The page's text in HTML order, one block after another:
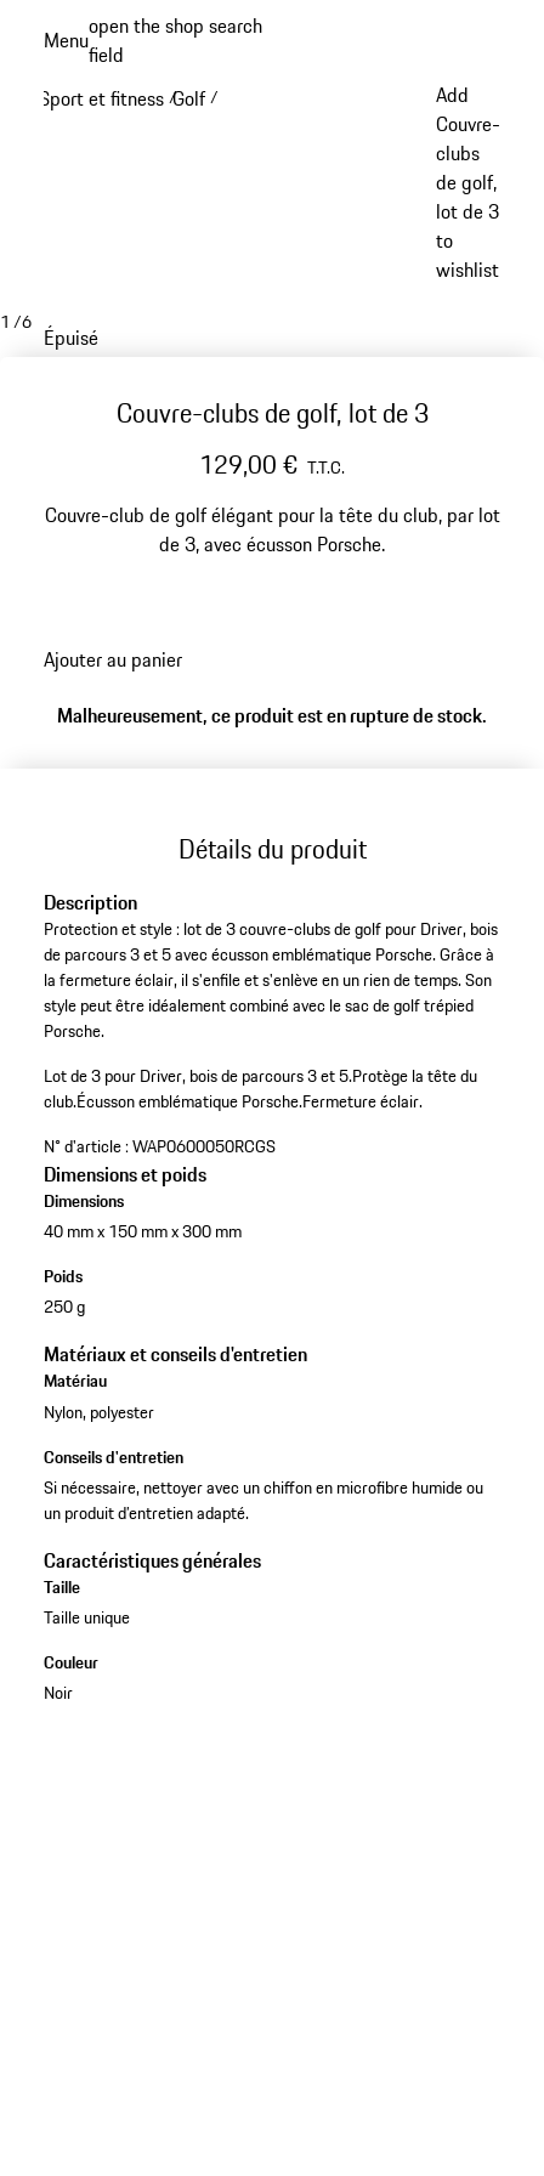
principal
Menuopen the shop search
field
Sport et fitness /Golf /
Add
Couvre-
clubs
de golf,
lot de 3
to
wishlist
1 /6
Épuisé
Couvre-clubs de golf, lot de 3
129,00 € T.T.C.
Couvre-club de golf élégant pour la tête du club, par lot
de 3, avec écusson Porsche.
Ajouter au panier
Malheureusement, ce produit est en rupture de stock.
Détails du produit
Description
Protection et style : lot de 3 couvre-clubs de golf pour Driver, bois
de parcours 3 et 5 avec écusson emblématique Porsche. Grâce à
la fermeture éclair, il s'enfile et s'enlève en un rien de temps. Son
style peut être idéalement combiné avec le sac de golf trépied
Porsche.
Lot de 3 pour Driver, bois de parcours 3 et 5.Protège la tête du
club.Écusson emblématique Porsche.Fermeture éclair.
N° d'article :WAP0600050RCGS
Dimensions et poids
Dimensions
40 mm x 150 mm x 300 mm
Poids
250 g
Matériaux et conseils d'entretien
Matériau
Nylon, polyester
Conseils d'entretien
Si nécessaire, nettoyer avec un chiffon en microfibre humide ou
un produit d’entretien adapté.
Caractéristiques générales
Taille
Taille unique
Couleur
Noir